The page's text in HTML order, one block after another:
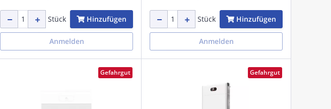
Stück Hinzufügen
Anmelden
Stück Hinzufügen
Anmelden
Gefahrgut Gefahrgut